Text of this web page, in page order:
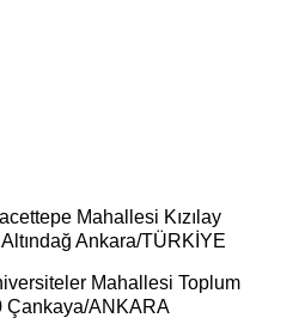
Mahallesi Kızılay
Ankara/TÜRKİYE
Mahallesi Toplum
Çankaya/ANKARA